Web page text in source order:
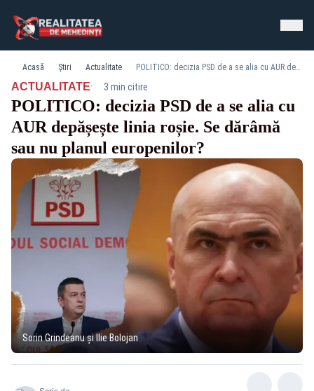
Acasă Știri Actualitate POLITICO: decizia PSD de a se alia cu AUR depășește linia roșie. Se dărâmă sau nu planul europenilor?
ACTUALITATE· 3 min citire
POLITICO: decizia PSD de a se alia cu
AUR depășește linia roșie. Se dărâmă
sau nu planul europenilor?
Sorin Grindeanu și Ilie Bolojan